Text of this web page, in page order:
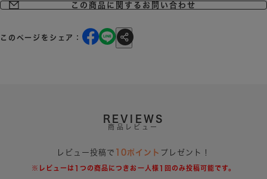
この商品に関するお問い合わせ
このページをシェア：
REVIEWS
商品レビュー
レビュー投稿で 10ポイント プレゼント！
※レビューは1つの商品につきお一人様1回のみ投稿可能です。